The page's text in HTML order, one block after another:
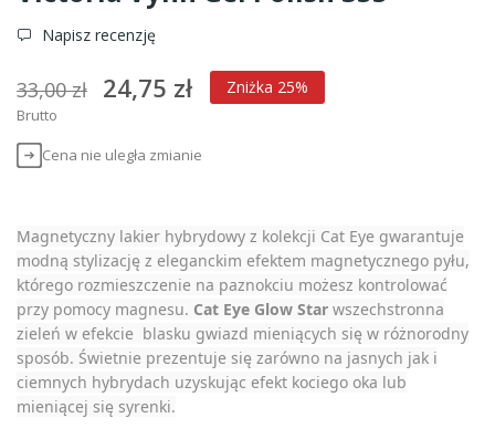
Napisz recenzję
33,00 zł 24,75 zł Zniżka 25%
Brutto
Cena nie uległa zmianie
Magnetyczny lakier hybrydowy z kolekcji Cat Eye gwarantuje
modną stylizację z eleganckim efektem magnetycznego pyłu,
którego rozmieszczenie na paznokciu możesz kontrolować
przy pomocy magnesu. Cat Eye Glow Star wszechstronna
zieleń w efekcie blasku gwiazd mieniących się w różnorodny
sposób. Świetnie prezentuje się zarówno na jasnych jak i
ciemnych hybrydach uzyskując efekt kociego oka lub
mieniącej się syrenki.